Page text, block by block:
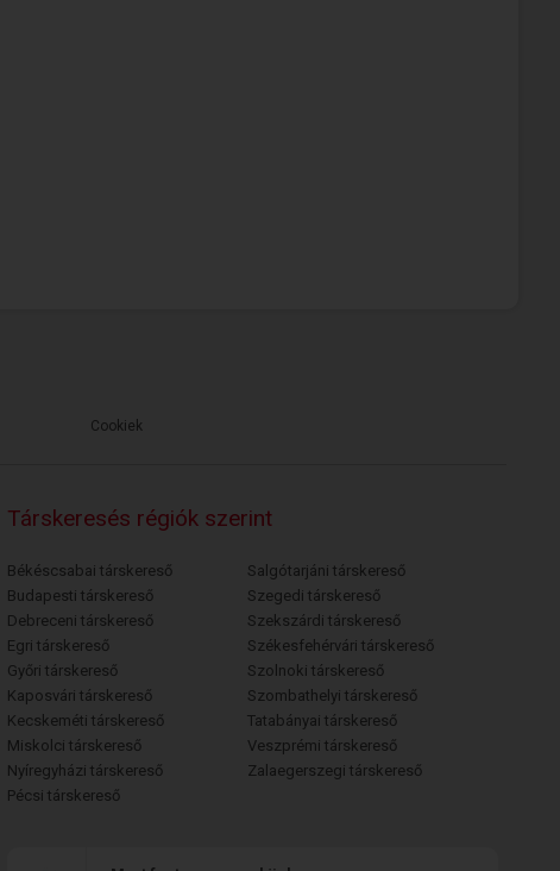
Cookiek
Társkeresés régiók szerint
Békéscsabai társkereső
Budapesti társkereső
Debreceni társkereső
Egri társkereső
Győri társkereső
Kaposvári társkereső
Kecskeméti társkereső
Miskolci társkereső
Nyíregyházi társkereső
Pécsi társkereső
Salgótarjáni társkereső
Szegedi társkereső
Szekszárdi társkereső
Székesfehérvári társkereső
Szolnoki társkereső
Szombathelyi társkereső
Tatabányai társkereső
Veszprémi társkereső
Zalaegerszegi társkereső